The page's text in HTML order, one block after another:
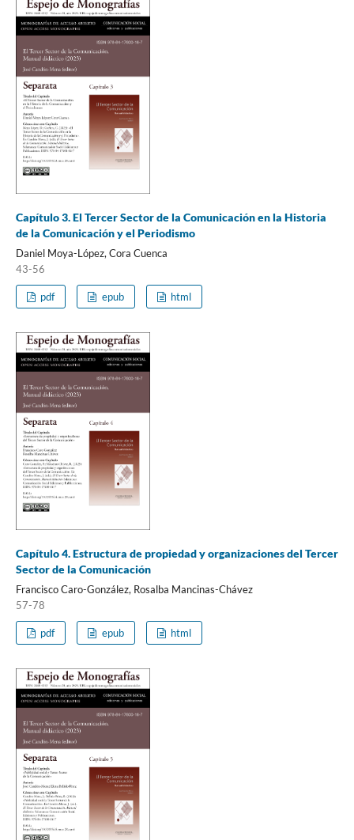
Capítulo 3. El Tercer Sector de la Comunicación en la Historia
de la Comunicación y el Periodismo
Daniel Moya-López, Cora Cuenca
43-56
pdf epub html
Capítulo 4. Estructura de propiedad y organizaciones del Tercer
Sector de la Comunicación
Francisco Caro-González, Rosalba Mancinas-Chávez
57-78
pdf epub html